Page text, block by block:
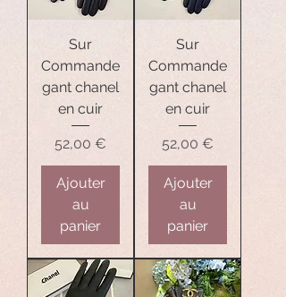
Sur
Commande
gant chanel
en cuir
Prix
52,00 €
Ajouter
au
panier
Sur
Commande
gant chanel
en cuir
Prix
52,00 €
Ajouter
au
panier